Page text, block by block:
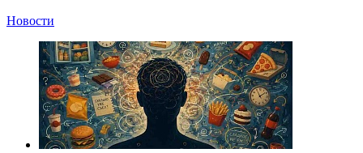
Новости